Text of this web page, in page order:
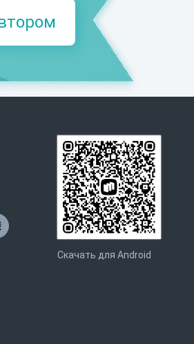
Скачать для Android